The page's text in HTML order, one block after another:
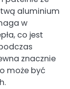
aluminium
w
co jest
znacznie
może być